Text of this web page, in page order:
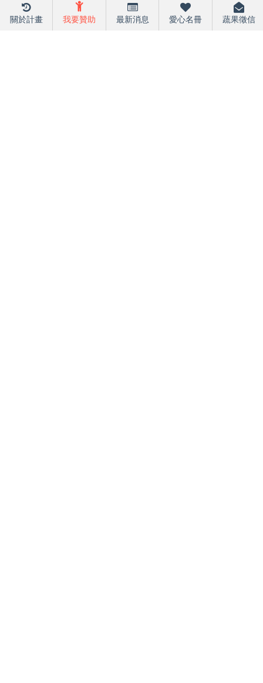
關於計畫 我要贊助 最新消息 愛心名冊 蔬果徵信